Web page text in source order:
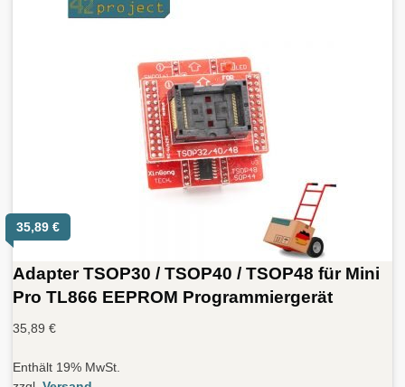
35,89 €
Adapter TSOP30 / TSOP40 / TSOP48 für Mini
Pro TL866 EEPROM Programmiergerät
35,89 €
Enthält 19% MwSt.